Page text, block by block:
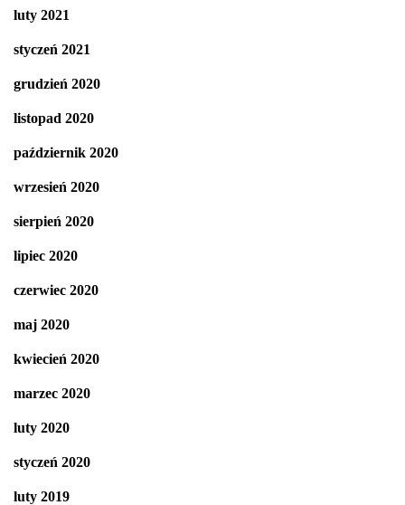
luty 2021
styczeń 2021
grudzień 2020
listopad 2020
październik 2020
wrzesień 2020
sierpień 2020
lipiec 2020
czerwiec 2020
maj 2020
kwiecień 2020
marzec 2020
luty 2020
styczeń 2020
luty 2019